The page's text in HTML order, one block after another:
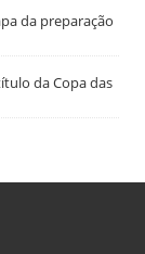
da preparação
da Copa das